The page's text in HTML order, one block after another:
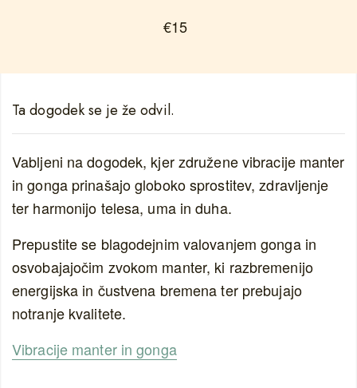
€15
Ta dogodek se je že odvil.
Vabljeni na dogodek, kjer združene vibracije manter
in gonga prinašajo globoko sprostitev, zdravljenje
ter harmonijo telesa, uma in duha.
Prepustite se blagodejnim valovanjem gonga in
osvobajajočim zvokom manter, ki razbremenijo
energijska in čustvena bremena ter prebujajo
notranje kvalitete.
Vibracije manter in gonga